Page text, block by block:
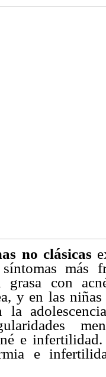
no clásicas
más
grasa con
y en las
e infertilidad.
e